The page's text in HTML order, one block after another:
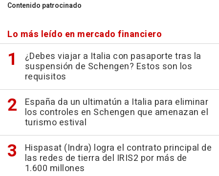
Contenido patrocinado
Lo más leído en mercado financiero
¿Debes viajar a Italia con pasaporte tras la
suspensión de Schengen? Estos son los
requisitos
España da un ultimatún a Italia para eliminar
los controles en Schengen que amenazan el
turismo estival
Hispasat (Indra) logra el contrato principal de
las redes de tierra del IRIS2 por más de
1.600 millones